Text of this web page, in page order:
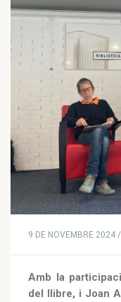
9 DE NOVEMBRE 2024 /
Amb la
del llibre, i Joan